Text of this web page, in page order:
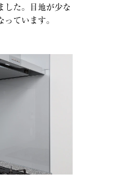
した。目地が少な
っています。